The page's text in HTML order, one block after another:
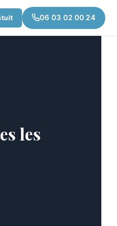
06 03 02 00 24
les